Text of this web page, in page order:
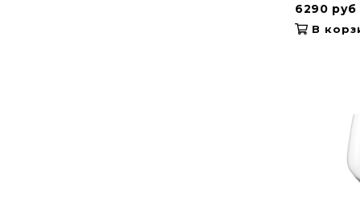
6290 руб
В